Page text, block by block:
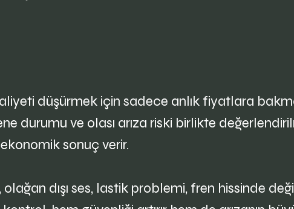
düşürmek için sadece anlık fiyatlara
durumu ve olası arıza riski birlikte
sonuç verir.
dışı ses, lastik problemi, fren hissinde